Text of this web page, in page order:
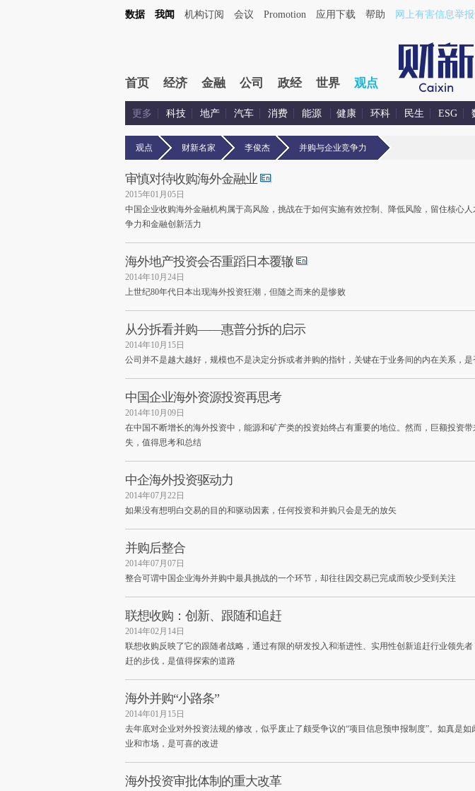
数据 我闻 机构订阅 会议 Promotion 应用下载 帮助 网上有害信息举
首页 经济 金融 公司 政经 世界 观点
更多 科技 地产 汽车 消费 能源 健康 环科 民生 ESG
观点 财新名家 李俊杰 并购与企业竞争力
审慎对待收购海外金融业
2015年01月05日
中国企业收购海外金融机构属于高风险，挑战在于如何实施有效控制、降低风险，留住核心
争力和金融创新活力
海外地产投资会否重蹈日本覆辙
2014年10月24日
上世纪80年代日本出现海外投资狂潮，但随之而来的是惨败
从分拆看并购——惠普分拆的启示
2014年10月15日
公司并不是越大越好，规模也不是决定分拆或者并购的指针，关键在于业务间的内在关系，是
中国企业海外资源投资再思考
2014年10月09日
在中国不断增长的海外投资中，能源和矿产类的投资始终占有重要的地位。然而，巨额投资
失，值得思考和总结
中企海外投资驱动力
2014年07月22日
如果没有想明白交易的目的和驱动因素，任何投资和并购只会是无的放矢
并购后整合
2014年07月07日
整合可谓中国企业海外并购中最具挑战的一个环节，却往往因交易已完成而较少受到关注
联想收购：创新、跟随和追赶
2014年02月14日
联想收购反映了它的跟随者战略，通过有限的研发投入和渐进性、实用性创新追赶行业领先
赶的步伐，是值得探索的道路
海外并购“小路条”
2014年01月15日
去年底对企业对外投资法规的修改，似乎废止了颇受争议的“项目信息预申报制度”。如真是
业和市场，是可喜的改进
海外投资审批体制的重大改革